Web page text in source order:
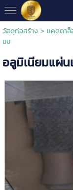
วัสดุก่อสร้าง> แคตตาล็
มม
อลูมิเนียมแผ่